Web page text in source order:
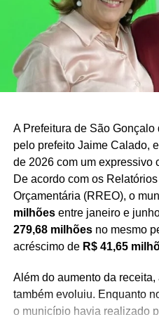
A Prefeitura de São
pelo prefeito Jaime Calado,
de 2026 com um expressivo
De acordo com os
Orçamentária (RREO), o
milhõesentre janeiro e
279,68 milhõesno mesmo
acréscimo de R$ 41,65
Além do aumento da
também evoluiu. Enquanto
o município havia realizado